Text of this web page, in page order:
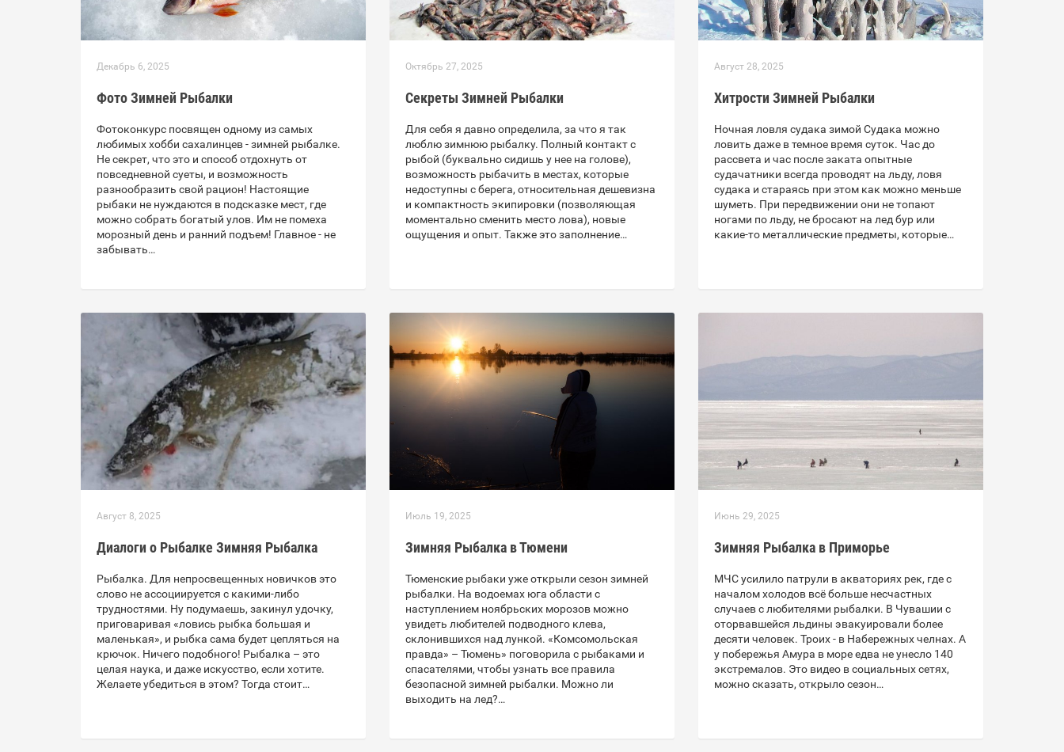
Декабрь 6, 2025
Фото Зимней Рыбалки
Фотоконкурс посвящен одному из самых
любимых хобби сахалинцев - зимней рыбалке.
Не секрет, что это и способ отдохнуть от
повседневной суеты, и возможность
разнообразить свой рацион! Настоящие
рыбаки не нуждаются в подсказке мест, где
можно собрать богатый улов. Им не помеха
морозный день и ранний подъем! Главное - не
забывать…
Октябрь 27, 2025
Секреты Зимней Рыбалки
Для себя я давно определила, за что я так
люблю зимнюю рыбалку. Полный контакт с
рыбой (буквально сидишь у нее на голове),
возможность рыбачить в местах, которые
недоступны с берега, относительная дешевизна
и компактность экипировки (позволяющая
моментально сменить место лова), новые
ощущения и опыт. Также это заполнение…
Август 28, 2025
Хитрости Зимней Рыбалки
Ночная ловля судака зимой Судака можно
ловить даже в темное время суток. Час до
рассвета и час после заката опытные
судачатники всегда проводят на льду, ловя
судака и стараясь при этом как можно меньше
шуметь. При передвижении они не топают
ногами по льду, не бросают на лед бур или
какие-то металлические предметы, которые…
Август 8, 2025
Диалоги о Рыбалке Зимняя Рыбалка
Рыбалка. Для непросвещенных новичков это
слово не ассоциируется с какими-либо
трудностями. Ну подумаешь, закинул удочку,
приговаривая «ловись рыбка большая и
маленькая», и рыбка сама будет цепляться на
крючок. Ничего подобного! Рыбалка – это
целая наука, и даже искусство, если хотите.
Желаете убедиться в этом? Тогда стоит…
Июль 19, 2025
Зимняя Рыбалка в Тюмени
Тюменские рыбаки уже открыли сезон зимней
рыбалки. На водоемах юга области с
наступлением ноябрьских морозов можно
увидеть любителей подводного клева,
склонившихся над лункой. «Комсомольская
правда» – Тюмень» поговорила с рыбаками и
спасателями, чтобы узнать все правила
безопасной зимней рыбалки. Можно ли
выходить на лед?…
Июнь 29, 2025
Зимняя Рыбалка в Приморье
МЧС усилило патрули в акваториях рек, где с
началом холодов всё больше несчастных
случаев с любителями рыбалки. В Чувашии с
оторвавшейся льдины эвакуировали более
десяти человек. Троих - в Набережных челнах. А
у побережья Амура в море едва не унесло 140
экстремалов. Это видео в социальных сетях,
можно сказать, открыло сезон…